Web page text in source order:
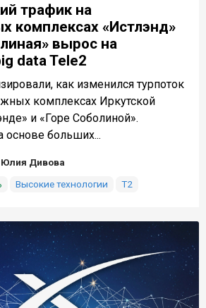
трафик на
комплексах «Истлэнд»
вырос на
data Tele2
как изменился турпоток
комплексах Иркутской
и «Горе Соболиной».
основе больших...
Юлия Дивова
Высокие технологии Т2